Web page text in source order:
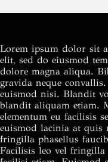
Lorem ipsum dolor sit
elit, sed do eiusmod
dolore magna aliqua.
gravida neque
euismod nisi. Blandit
blandit aliquam etiam.
elementum eu facilisis
euismod lacinia at quis
fringilla phasellus
Facilisis leo vel fringilla